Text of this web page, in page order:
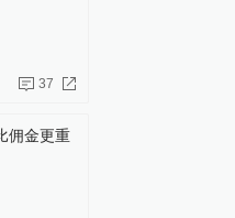
37